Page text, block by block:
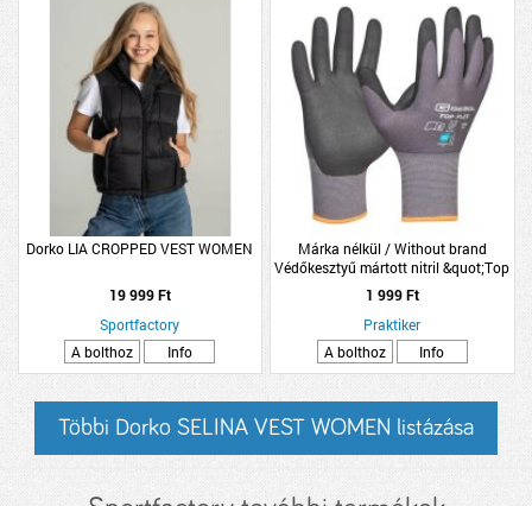
Dorko LIA CROPPED VEST WOMEN
19 999 Ft
Sportfactory
A bolthoz
Info
Márka nélkül / Without brand
Védőkesztyű mártott nitril &quot;Top
flex&quot; (9)
1 999 Ft
Praktiker
A bolthoz
Info
Többi Dorko SELINA VEST WOMEN listázása